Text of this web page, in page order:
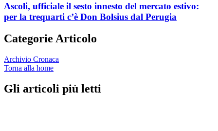
Ascoli, ufficiale il sesto innesto del mercato estivo:
per la trequarti c’è Don Bolsius dal Perugia
Categorie Articolo
Archivio Cronaca
Torna alla home
Gli articoli più letti